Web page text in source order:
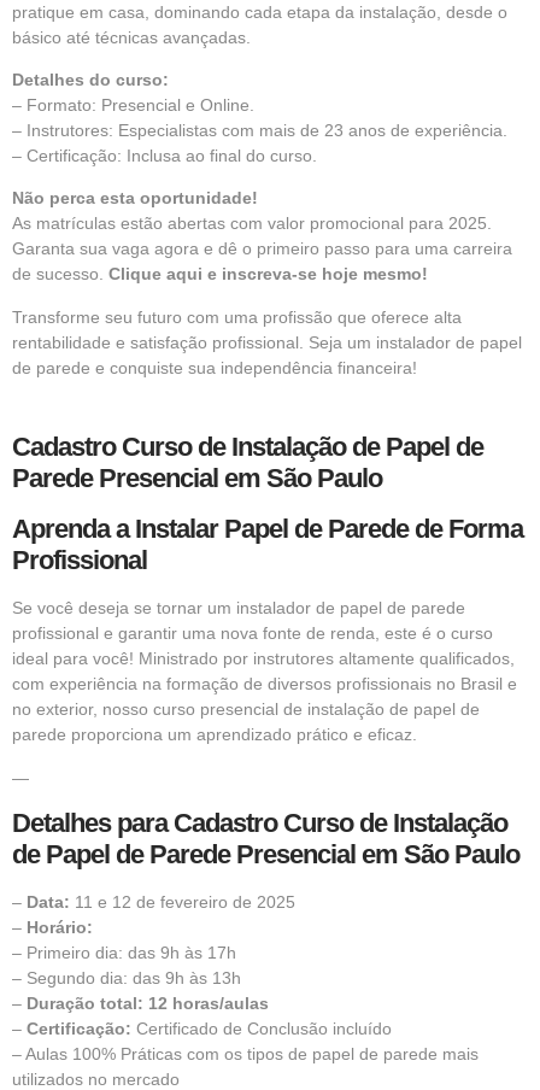
pratique em casa, dominando cada etapa da instalação, desde o
básico até técnicas avançadas.
Detalhes do curso:
– Formato: Presencial e Online.
– Instrutores: Especialistas com mais de 23 anos de experiência.
– Certificação: Inclusa ao final do curso.
Não perca esta oportunidade!
As matrículas estão abertas com valor promocional para 2025.
Garanta sua vaga agora e dê o primeiro passo para uma carreira
de sucesso. Clique aqui e inscreva-se hoje mesmo!
Transforme seu futuro com uma profissão que oferece alta
rentabilidade e satisfação profissional. Seja um instalador de papel
de parede e conquiste sua independência financeira!
Cadastro Curso de Instalação de Papel de
Parede Presencial em São Paulo
Aprenda a Instalar Papel de Parede de Forma
Profissional
Se você deseja se tornar um instalador de papel de parede
profissional e garantir uma nova fonte de renda, este é o curso
ideal para você! Ministrado por instrutores altamente qualificados,
com experiência na formação de diversos profissionais no Brasil e
no exterior, nosso curso presencial de instalação de papel de
parede proporciona um aprendizado prático e eficaz.
—
Detalhes paraCadastro Curso de Instalação
de Papel de Parede Presencial em São Paulo
– Data: 11 e 12 de fevereiro de 2025
– Horário:
– Primeiro dia: das 9h às 17h
– Segundo dia: das 9h às 13h
– Duração total: 12 horas/aulas
– Certificação: Certificado de Conclusão incluído
– Aulas 100% Práticas com os tipos de papel de parede mais
utilizados no mercado